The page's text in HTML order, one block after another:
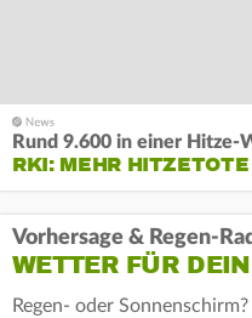
Rund 9.600 in einer Hitze-
RKI: MEHR
Vorhersage & Regen-
WETTER FÜR
Regen- oder